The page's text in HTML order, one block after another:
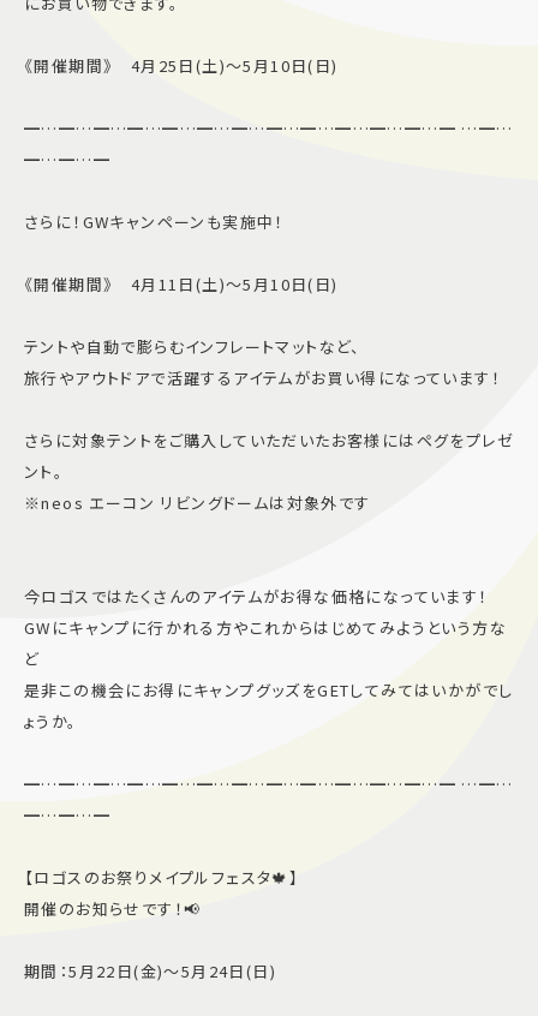
《開催期間》 4月25日(土)〜5月10日(日)
━…━…━…━…━…━…━…━…━…━…━…━…━ …━…
━…━…━
さらに！GWキャンペーンも実施中！
《開催期間》 4月11日(土)〜5月10日(日)
テントや自動で膨らむインフレートマットなど、
旅行やアウトドアで活躍するアイテムがお買い得になっています！
さらに対象テントをご購入していただいたお客様にはペグをプレゼ
ント。
※neos エーコン リビングドームは対象外です
今ロゴスではたくさんのアイテムがお得な価格になっています！
GWにキャンプに行かれる方やこれからはじめてみようという方な
ど
是非この機会にお得にキャンプグッズをGETしてみてはいかがでし
ょうか。
━…━…━…━…━…━…━…━…━…━…━…━…━ …━…
━…━…━
【ロゴスのお祭りメイプルフェスタ🍁】
開催のお知らせです！📢
期間：5月22日(金)〜5月24日(日)